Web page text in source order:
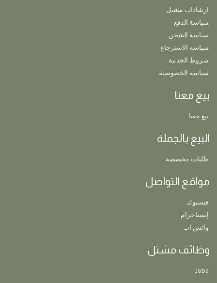
ارشادات مشتل
سياسة الدفع
سياسة الشحن
سياسه الاسترجاع
شروط الخدمة
سياسة الخصوصية
بيع معنا
بيع معنا
البيع بالجملة
طلبات مخصصة
مواقع التواصل
فيسبوك
إنستاجرام
واتس اب
وظائف مشتل
Jobs